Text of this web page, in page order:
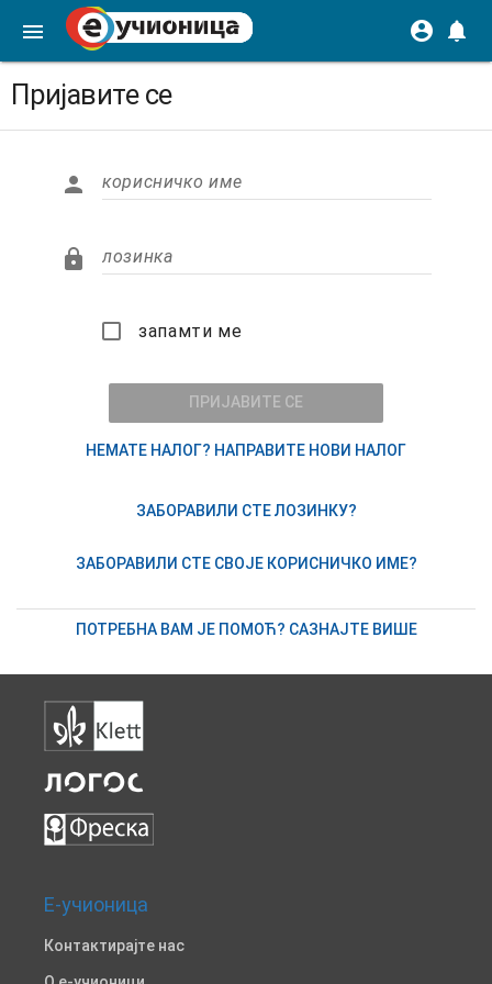
menu account_circle notifications
Пријавите се
 корисничко име
 лозинка
запамти ме
ПРИЈАВИТЕ СЕ
НЕМАТЕ НАЛОГ? НАПРАВИТЕ НОВИ НАЛОГ
ЗАБОРАВИЛИ СТЕ ЛОЗИНКУ?
ЗАБОРАВИЛИ СТЕ СВОЈЕ КОРИСНИЧКО ИМЕ?
ПОТРЕБНА ВАМ ЈЕ ПОМОЋ? САЗНАЈТЕ ВИШЕ
Е-учионица
Контактирајте нас